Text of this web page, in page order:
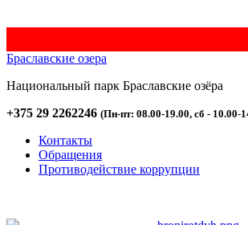
Браславские озера
Национальный парк Браславские озёра
+375 29 2262246 (Пн-пт: 08.00-19.00, сб - 10.00-
Контакты
Обращения
Противодействие коррупции